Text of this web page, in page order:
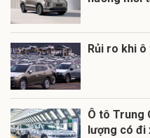
Rủi ro khi
Ô tô Trung
lượng có đi